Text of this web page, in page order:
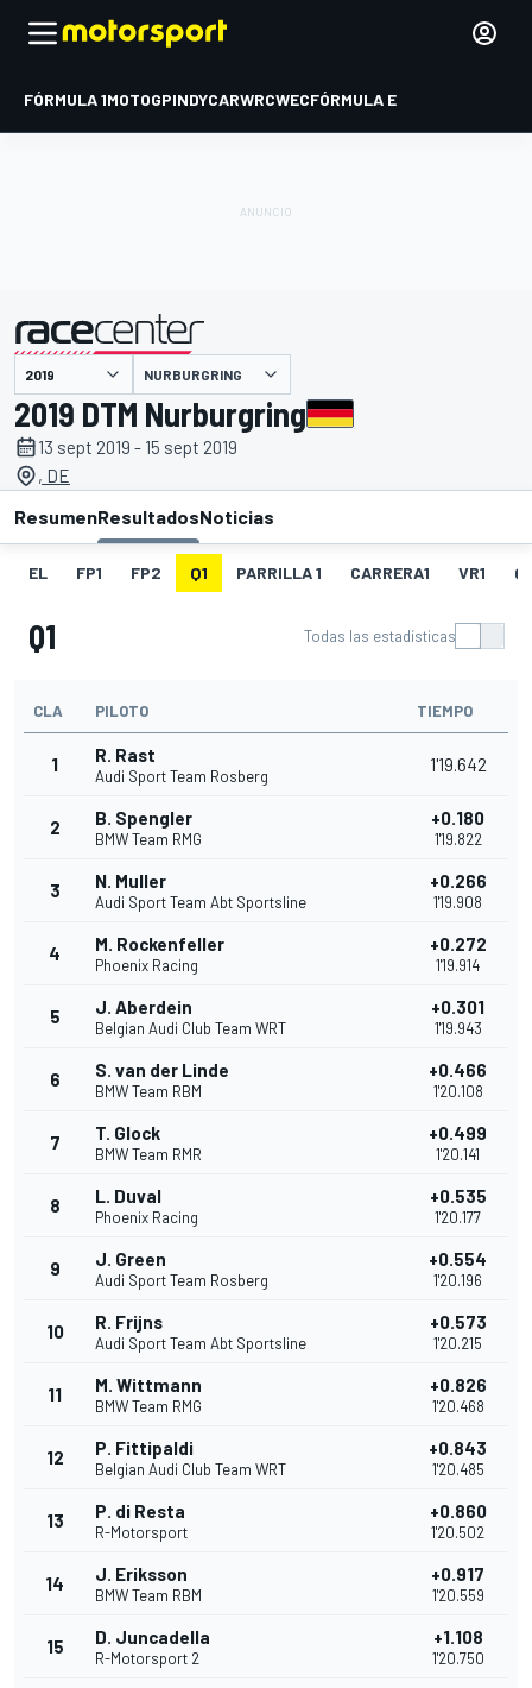
FÓRMULA 1MOTOGPINDYCARWRCWECFÓRMULA E
presentado por NURBURGRING
2019 DTM Nurburgring
13 sept 2019 - 15 sept 2019
, DE
ResumenResultadosNoticias
EL FP1 FP2 Q1 PARRILLA 1 CARRERA1 VR1
Q1 Todas las estadísticas
CLA PILOTO TIEMPO
1 R. Rast
Audi Sport Team Rosberg
1'19.642
2 B. Spengler
BMW Team RMG
+0.180
1'19.822
3 N. Muller
Audi Sport Team Abt Sportsline
+0.266
1'19.908
4 M. Rockenfeller
Phoenix Racing
+0.272
1'19.914
5 J. Aberdein
Belgian Audi Club Team WRT
+0.301
1'19.943
6 S. van der Linde
BMW Team RBM
+0.466
1'20.108
7 T. Glock
BMW Team RMR
+0.499
1'20.141
8 L. Duval
Phoenix Racing
+0.535
1'20.177
9 J. Green
Audi Sport Team Rosberg
+0.554
1'20.196
10 R. Frijns
Audi Sport Team Abt Sportsline
+0.573
1'20.215
11 M. Wittmann
BMW Team RMG
+0.826
1'20.468
12 P. Fittipaldi
Belgian Audi Club Team WRT
+0.843
1'20.485
13 P. di Resta
R-Motorsport
+0.860
1'20.502
14 J. Eriksson
BMW Team RBM
+0.917
1'20.559
15 D. Juncadella
R-Motorsport 2
+1.108
1'20.750